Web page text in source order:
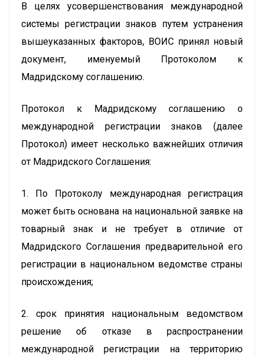
В целях усовершенствования международной
системы регистрации знаков путем устранения
вышеуказанных факторов, ВОИС принял новый
документ, именуемый Протоколом к
Мадридскому соглашению.
Протокол к Мадридскому соглашению о
международной регистрации знаков (далее
Протокол) имеет несколько важнейших отличия
от Мадридского Соглашения:
1. По Протоколу международная регистрация
может быть основана на национальной заявке на
товарный знак и не требует в отличие от
Мадридского Соглашения предварительной его
регистрации в национальном ведомстве страны
происхождения;
2. срок принятия национальным ведомством
решение об отказе в распространении
международной регистрации на территорию